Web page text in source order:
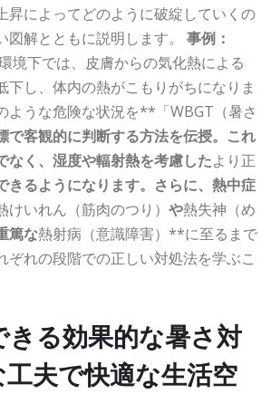
昇によってどのように破綻していくの
図解とともに説明します。 事例：
境下では、皮膚からの気化熱による
下し、体内の熱がこもりがちになりま
ような危険な状況を**「WBGT（暑さ
で客観的に判断する方法を伝授。これ
なく、湿度や輻射熱を考慮したより正
きるようになります。さらに、熱中症
けいれん（筋肉のつり） や熱失神（め
篤な熱射病（意識障害）**に至るまで
ぞれの段階での正しい対処法を学ぶこ
きる効果的な暑さ対
夫で快適な生活空